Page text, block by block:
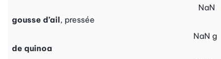
gousse d’ail, pressée
NaN
de quinoa
NaN g